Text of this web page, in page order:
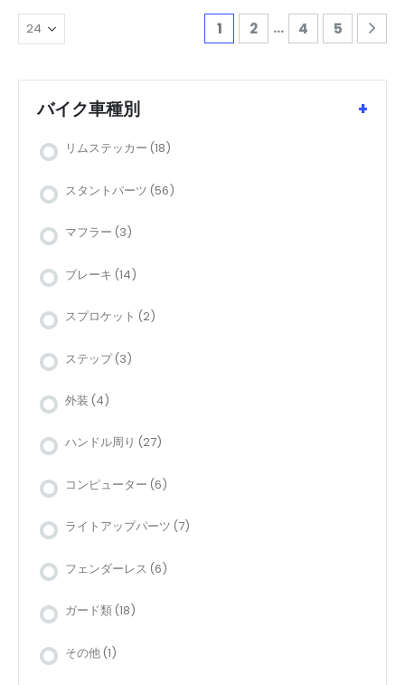
1 2 … 4 5
バイク車種別 +
リムステッカー (18)
スタントパーツ (56)
マフラー (3)
ブレーキ (14)
スプロケット (2)
ステップ (3)
外装 (4)
ハンドル周り (27)
コンピューター (6)
ライトアップパーツ (7)
フェンダーレス (6)
ガード類 (18)
その他 (1)